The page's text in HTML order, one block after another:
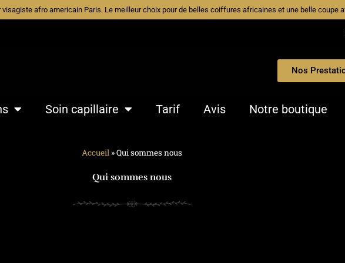
afro americain Paris. Le meilleur choix pour de belles coiffures africaines et une belle coupe
Nos
Soin capillaire Tarif Avis Notre boutique
Accueil»Qui sommes nous
Qui sommes nous